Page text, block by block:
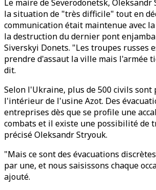
Le maire de Severodonetsk,
la situation de "très difficile" tout en
communication était maintenue avec
la destruction du dernier pont
Siverskyi Donets. "Les troupes russes
prendre d'assaut la ville mais l'armée
dit.
Selon l'Ukraine, plus de 500 civils sont
l'intérieur de l'usine Azot. Des
entreprises dès que se profile une
combats et il existe une possibilité de
précisé Oleksandr Stryouk.
"Mais ce sont des évacuations
par une, et nous saisissons chaque
ajouté.